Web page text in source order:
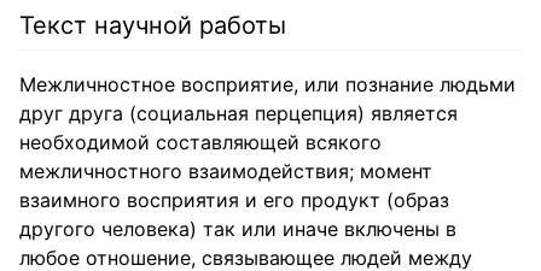
Текст научной работы
Межличностное восприятие, или познание людьми
друг друга (социальная перцепция) является
необходимой составляющей всякого
межличностного взаимодействия; момент
взаимного восприятия и его продукт (образ
другого человека) так или иначе включены в
любое отношение, связывающее людей между